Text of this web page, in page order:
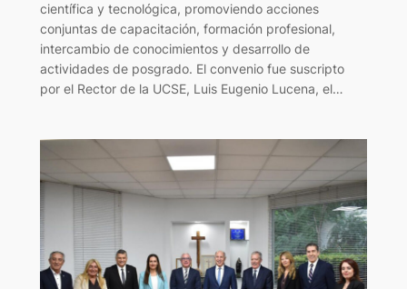
científica y tecnológica, promoviendo acciones
conjuntas de capacitación, formación profesional,
intercambio de conocimientos y desarrollo de
actividades de posgrado. El convenio fue suscripto
por el Rector de la UCSE, Luis Eugenio Lucena, el…